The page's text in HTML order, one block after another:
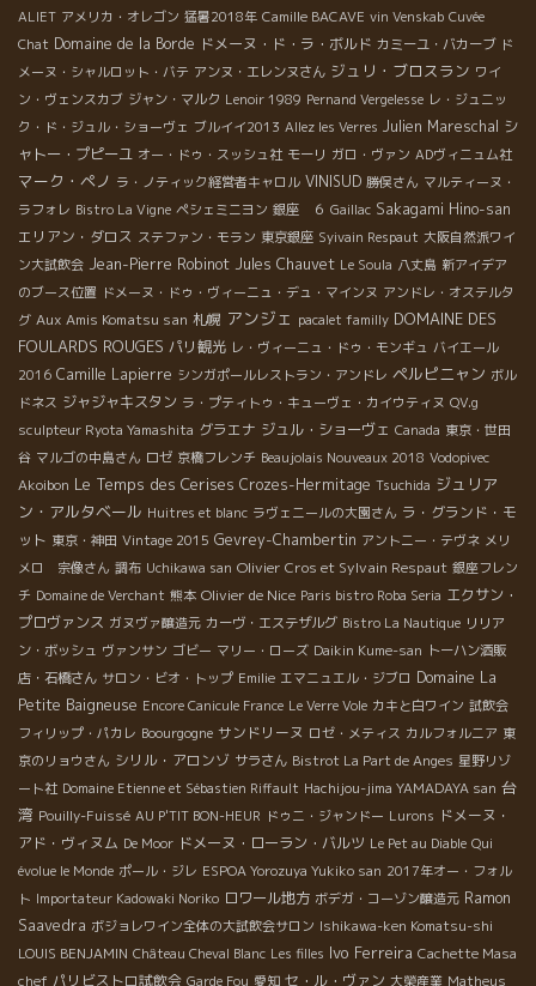
ALIET アメリカ・オレゴン 猛暑2018年 Camille BACAVE vin Venskab Cuvée
Chat Domaine de la Borde ドメーヌ・ド・ラ・ボルド カミーユ・バカーブ ド
メーヌ・シャルロット・バテ アンヌ・エレンヌさん ジュリ・ブロスラン ワイ
ン・ヴェンスカブ ジャン・マルク Lenoir 1989 Pernand Vergelesse レ・ジュニッ
ク・ド・ジュル・ショーヴェ ブルイイ2013 Allez les Verres Julien Mareschal シ
ャトー・プピーユ オー・ドゥ・スッシュ社 モーリ ガロ・ヴァン ADヴィニュム社
マーク・ペノ ラ・ノティック経営者キャロル VINISUD 勝俣さん マルティーヌ・
ラフォレ Bistro La Vigne ペシェミニヨン 銀座 ６ Gaillac Sakagami Hino-san
エリアン・ダロス ステファン・モラン 東京銀座 Syivain Respaut 大阪自然派ワイ
ン大試飲会 Jean-Pierre Robinot Jules Chauvet Le Soula 八丈島 新アイデア
のブース位置 ドメーヌ・ドゥ・ヴィーニュ・デュ・マインヌ アンドレ・オステルタ
グ Aux Amis Komatsu san 札幌 アンジェ pacalet familly DOMAINE DES
FOULARDS ROUGES パリ観光 レ・ヴィーニュ・ドゥ・モンギュ バイエール
2016 Camille Lapierre シンガポールレストラン・アンドレ ペルピニャン ボル
ドネス ジャジャキスタン ラ・プティトゥ・キューヴェ・カイウティヌ QV.g
sculpteur Ryota Yamashita グラエナ ジュル・ショーヴェ Canada 東京・世田
谷 マルゴの中島さん ロゼ 京橋フレンチ Beaujolais Nouveaux 2018 Vodopivec
Akoibon Le Temps des Cerises Crozes-Hermitage Tsuchida ジュリア
ン・アルタベール Huitres et blanc ラヴェニールの大園さん ラ・グランド・モ
ット 東京・神田 Vintage 2015 Gevrey-Chambertin アントニー・テヴネ メリ
メロ 宗像さん 調布 Uchikawa san Olivier Cros et Sylvain Respaut 銀座フレン
チ Domaine de Verchant 熊本 Olivier de Nice Paris bistro Roba Seria エクサン・
プロヴァンス ガヌヴァ醸造元 カーヴ・エステザルグ Bistro La Nautique リリア
ン・ボッシュ ヴァンサン ゴビー マリー・ローズ Daikin Kume-san トーハン酒販
店・石橋さん サロン・ビオ・トップ Emilie エマニュエル・ジブロ Domaine La
Petite Baigneuse Encore Canicule France Le Verre Vole カキと白ワイン 試飲会
フィリップ・パカレ Boourgogne サンドリーヌ ロゼ・メティス カルフォルニア 東
京のリョウさん シリル・アロンゾ サラさん Bistrot La Part de Anges 星野リゾ
ート社 Domaine Etienne et Sébastien Riffault Hachijou-jima YAMADAYA san 台
湾 Pouilly-Fuissé AU P'TIT BON-HEUR ドゥニ・ジャンドー Lurons ドメーヌ・
アド・ヴィヌム De Moor ドメーヌ・ローラン・バルツ Le Pet au Diable Qui
évolue le Monde ポール・ジレ ESPOA Yorozuya Yukiko san 2017年オー・フォル
ト Importateur Kadowaki Noriko ロワール地方 ボデガ・コーゾン醸造元 Ramon
Saavedra ボジョレワイン全体の大試飲会サロン Ishikawa-ken Komatsu-shi
LOUIS BENJAMIN Château Cheval Blanc Les filles Ivo Ferreira Cachette Masa
chef パリビストロ試飲会 Garde Fou 愛知 セ・ル・ヴァン 大榮産業 Matheus